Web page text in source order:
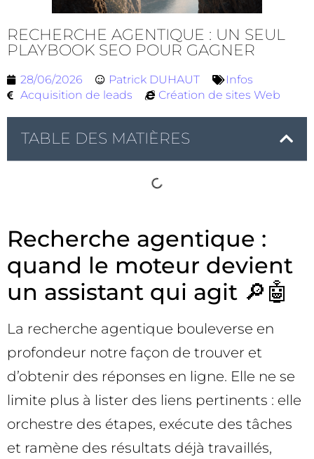
RECHERCHE AGENTIQUE : UN SEUL
PLAYBOOK SEO POUR GAGNER
28/06/2026 Patrick DUHAUT
Infos
Acquisition de leads
Création de sites Web
TABLE DES MATIÈRES
Recherche agentique :
quand le moteur devient
un assistant qui agit 🔎🤖
La recherche agentique bouleverse en
profondeur notre façon de trouver et
d’obtenir des réponses en ligne. Elle ne se
limite plus à lister des liens pertinents : elle
orchestre des étapes, exécute des tâches
et ramène des résultats déjà travaillés,